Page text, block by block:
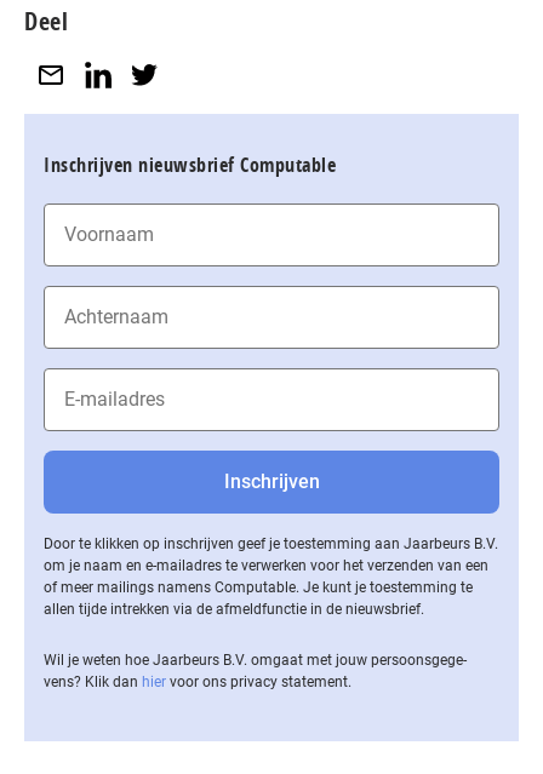
Deel
Inschrijven nieuwsbrief Computable
Door te klikken op inschrijven geef je toestemming aan Jaarbeurs B.V.
om je naam en e-mailadres te verwerken voor het verzenden van een
of meer mailings namens Computable. Je kunt je toestemming te
allen tijde intrekken via de af­meld­func­tie in de nieuwsbrief.
Wil je weten hoe Jaarbeurs B.V. omgaat met jouw per­soons­ge­ge­
vens? Klik dan hier voor ons privacy statement.